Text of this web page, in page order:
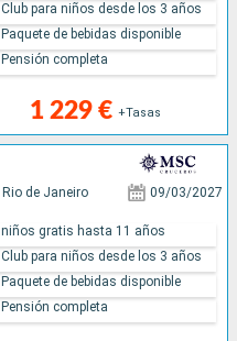
1 229 € +Tasas
Club para niños desde los 3 años
Paquete de bebidas disponible
Pensión completa
Rio de Janeiro 09/03/2027
niños gratis hasta 11 años
Club para niños desde los 3 años
Paquete de bebidas disponible
Pensión completa